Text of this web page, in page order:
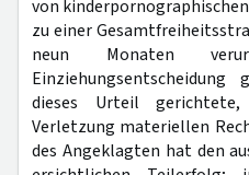
von
zu einer
neun Monaten
dieses Urteil
Verletzung materiellen
des Angeklagten hat den